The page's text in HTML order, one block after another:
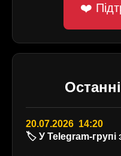
❤️
20.07.2026 14:20
🏷️ У Telegram-групі